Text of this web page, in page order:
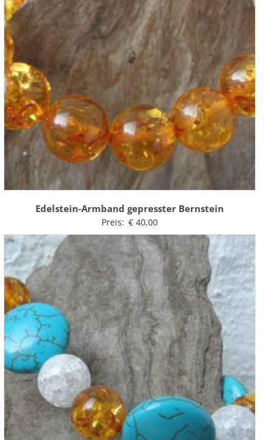
Edelstein-Armband gepresster Bernstein
Preis: €40,00